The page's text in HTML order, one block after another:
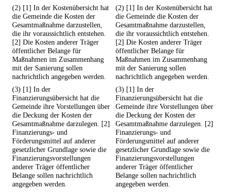
(2) [1] In der Kostenübersicht hat
die Gemeinde die Kosten der
Gesamtmaßnahme darzustellen,
die ihr voraussichtlich entstehen.
[2] Die Kosten anderer Träger
öffentlicher Belange für
Maßnahmen im Zusammenhang
mit der Sanierung sollen
nachrichtlich angegeben werden.
(2) [1] In der Kostenübersicht hat
die Gemeinde die Kosten der
Gesamtmaßnahme darzustellen,
die ihr voraussichtlich entstehen.
[2] Die Kosten anderer Träger
öffentlicher Belange für
Maßnahmen im Zusammenhang
mit der Sanierung sollen
nachrichtlich angegeben werden.
(3) [1] In der
Finanzierungsübersicht hat die
Gemeinde ihre Vorstellungen über
die Deckung der Kosten der
Gesamtmaßnahme darzulegen. [2]
Finanzierungs- und
Förderungsmittel auf anderer
gesetzlicher Grundlage sowie die
Finanzierungsvorstellungen
anderer Träger öffentlicher
Belange sollen nachrichtlich
angegeben werden.
(3) [1] In der
Finanzierungsübersicht hat die
Gemeinde ihre Vorstellungen über
die Deckung der Kosten der
Gesamtmaßnahme darzulegen. [2]
Finanzierungs- und
Förderungsmittel auf anderer
gesetzlicher Grundlage sowie die
Finanzierungsvorstellungen
anderer Träger öffentlicher
Belange sollen nachrichtlich
angegeben werden.